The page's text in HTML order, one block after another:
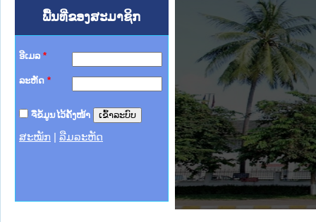
ພື້ນທີ່ຂອງສະມາຊິກ
ອີເມລ *
ລະຫັດ *
ຈື່ຂໍ້ມູນໄວ້ຄັ້ງໜ້າ
ສະໝັກ ລືມລະຫັດ
ຊາຊົນ ພາກເໜືອ
ການ
ກາງ
ກໃຕ້
ນຕຳຫຼວດປະຊາຊົນ
ສັນຕິບານປະຊາຊົນ
ກເໜືອ
ຊາຊົນ ພາກກາງ